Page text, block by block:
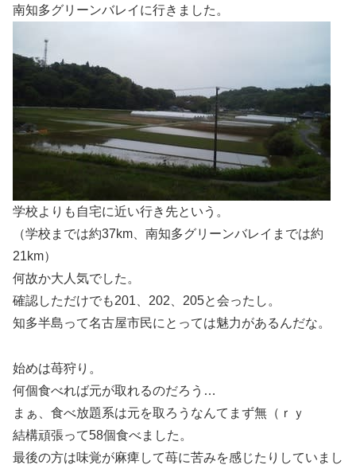
南知多グリーンバレイに行きました。
学校よりも自宅に近い行き先という。
（学校までは約37km、南知多グリーンバレイまでは約
21km）
何故か大人気でした。
確認しただけでも201、202、205と会ったし。
知多半島って名古屋市民にとっては魅力があるんだな。
始めは苺狩り。
何個食べれば元が取れるのだろう…
まぁ、食べ放題系は元を取ろうなんてまず無（ｒｙ
結構頑張って58個食べました。
最後の方は味覚が麻痺して苺に苦みを感じたりしていまし